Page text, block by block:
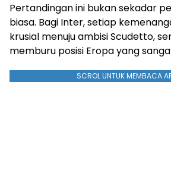
Pertandingan ini bukan sekadar
biasa. Bagi Inter, setiap
krusial menuju ambisi Scudetto,
memburu posisi Eropa yang
SCROL UNTUK MEMBACA